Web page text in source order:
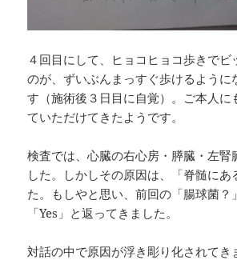
４回目にして、ヒョコヒョコ歩きでビ
のが、ずいぶんまっすぐ歩けるように
す（施術後３日目に自覚）。ご本人に
ていただけてきたようです。
検査では、心臓の右心房・膵臓・左腎
した。しかしその原因は、「脊髄にあ
た。もしやと思い、前回の「腸球菌？
「Yes」と返ってきました。
対話の中で原因が浮き彫り化されてき